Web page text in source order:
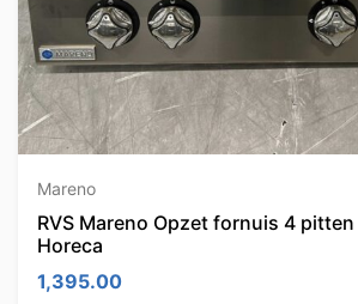
Mareno
RVS Mareno Opzet fornuis 4 pitten
Horeca
1,395.00